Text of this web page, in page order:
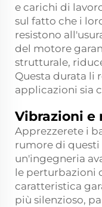
e carichi di
sul fatto che i
resistono
del motore
strutturale,
Questa durata li
applicazioni sia
Vibrazioni e
Apprezzerete i
rumore di questi
un'ingegneria
le perturbazioni
caratteristica
più silenzioso,